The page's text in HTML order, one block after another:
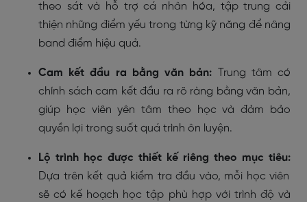
theo sát và hỗ trợ cá nhân hóa, tập trung cải
thiện những điểm yếu trong từng kỹ năng để nâng
band điểm hiệu quả.
Cam kết đầu ra bằng văn bản: Trung tâm có
chính sách cam kết đầu ra rõ ràng bằng văn bản,
giúp học viên yên tâm theo học và đảm bảo
quyền lợi trong suốt quá trình ôn luyện.
Lộ trình học được thiết kế riêng theo mục tiêu:
Dựa trên kết quả kiểm tra đầu vào, mỗi học viên
sẽ có kế hoạch học tập phù hợp với trình độ và